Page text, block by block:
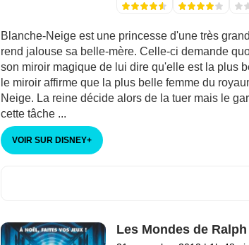
Blanche-Neige est une princesse d'une très
rend jalouse sa belle-mère. Celle-ci demande
son miroir magique de lui dire qu'elle est la plus
le miroir affirme que la plus belle femme du
Neige. La reine décide alors de la tuer mais le
cette tâche ...
VOIR SUR DISNEY+
Les Mondes de Ralph